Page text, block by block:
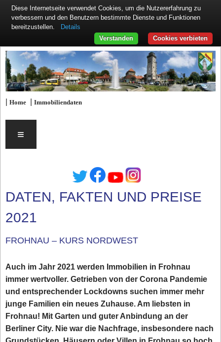
|Home |Immobiliendaten
≡
DATEN, FAKTEN UND PREISE
2021
FROHNAU – KURS NORDWEST
Auch im Jahr 2021 werden Immobilien in Frohnau
immer wertvoller. Getrieben von der Corona Pandemie
und entsprechender Lockdowns suchen immer mehr
junge Familien ein neues Zuhause. Am liebsten in
Frohnau! Mit Garten und guter Anbindung an der
Berliner City. Nie war die Nachfrage, insbesondere nach
Diese Internetseite verwendet Cookies, um die Nutzererfahrung zu
verbessern und den Benutzern bestimmte Dienste und Funktionen
bereitzustellen.
Details
Cookies verbieten
Verstanden